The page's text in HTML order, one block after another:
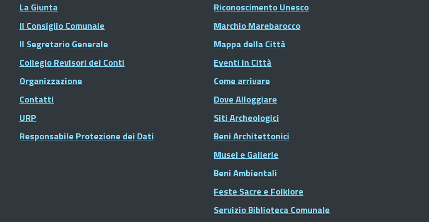
La Giunta
Il Consiglio Comunale
Il Segretario Generale
Collegio Revisori dei Conti
Organizzazione
Contatti
URP
Responsabile Protezione dei Dati
Riconoscimento Unesco
Marchio Marebarocco
Mappa della Città
Eventi in Città
Come arrivare
Dove Alloggiare
Siti Archeologici
Beni Architettonici
Musei e Gallerie
Beni Ambientali
Feste Sacre e Folklore
Servizio Biblioteca Comunale